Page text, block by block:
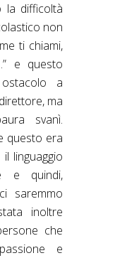
la difficoltà
non
ti chiami,
e questo
a
ma
svanì.
questo era
linguaggio
e quindi,
saremmo
inoltre
che
e